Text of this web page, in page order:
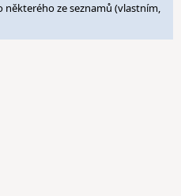
ze seznamů (vlastním,